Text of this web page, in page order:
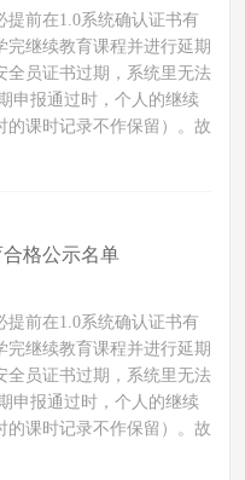
提前在1.0系统确认证书有
继续教育课程并进行延期
全员证书过期，系统里无法
申报通过时，个人的继续
的课时记录不作保留）。故
格公示名单
提前在1.0系统确认证书有
继续教育课程并进行延期
全员证书过期，系统里无法
申报通过时，个人的继续
的课时记录不作保留）。故